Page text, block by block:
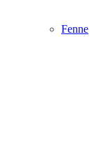
Fenne